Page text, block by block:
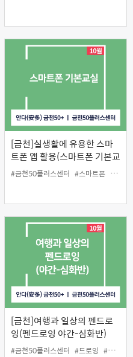
#음악 #인생설계
[금천]실생활에 유용한 스마
트폰 앱 활용(스마트폰 기본교
실)
#금천50플러스센터 #스마트폰 #앱활
#금천50플러스센터 #반딧불
[금천]여행과 일상의 펜드로
잉(펜드로잉 야간-심화반)
#금천50플러스센터 #드로잉 #야간강의